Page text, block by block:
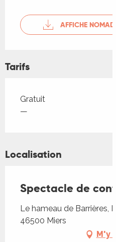
AFFICHE
Tarifs
Tarifs 2026
Gratuit
—
Localisation
Spectacle de
Le hameau de Barrières,
46500 Miers
M'y